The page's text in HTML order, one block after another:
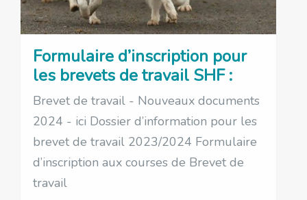
Formulaire d’inscription pour
les brevets de travail SHF :
Brevet de travail - Nouveaux documents
2024 - ici Dossier d’information pour les
brevet de travail 2023/2024 Formulaire
d’inscription aux courses de Brevet de
travail